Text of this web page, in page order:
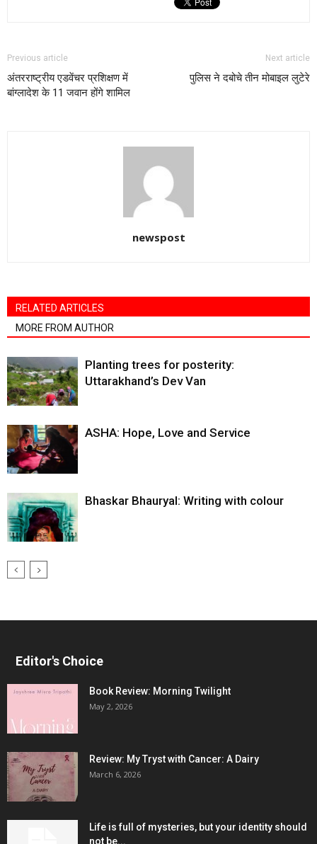
Previous article
अंतरराष्ट्रीय एडवेंचर प्रशिक्षण में
बांग्लादेश के 11 जवान होंगे शामिल
Next article
पुलिस ने दबोचे तीन मोबाइल लुटेरे
newspost
RELATED ARTICLES
MORE FROM AUTHOR
Planting trees for posterity:
Uttarakhand’s Dev Van
ASHA: Hope, Love and Service
Bhaskar Bhauryal: Writing with colour
Editor's Choice
Book Review: Morning Twilight
May 2, 2026
Review: My Tryst with Cancer: A Dairy
March 6, 2026
Life is full of mysteries, but your identity should
not be...